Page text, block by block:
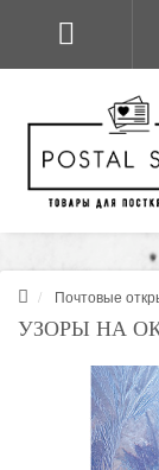
Почтовые
УЗОРЫ НА